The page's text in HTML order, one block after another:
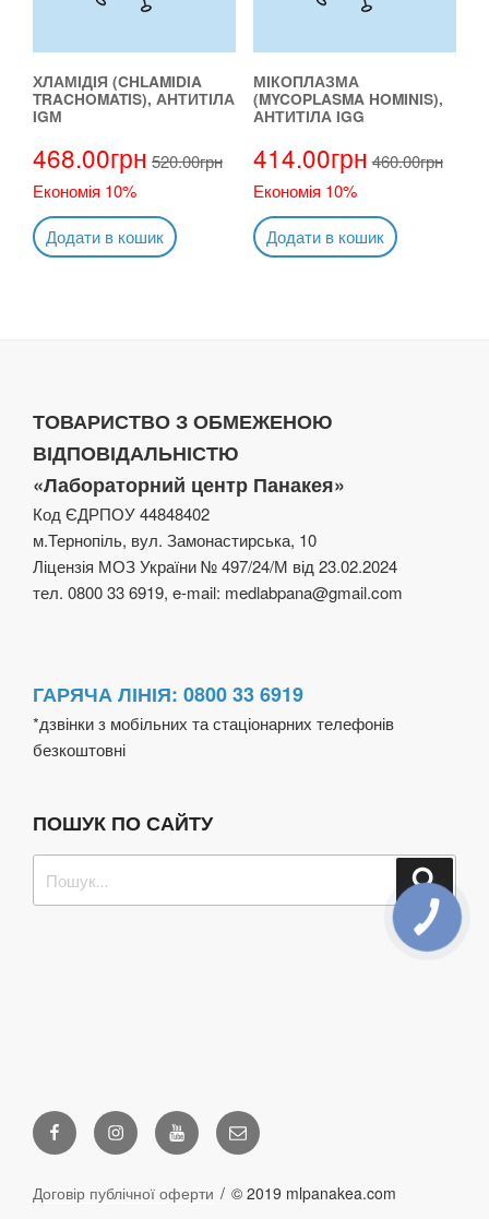
ХЛАМІДІЯ (CHLAMIDIA
TRACHOMATIS), АНТИТІЛА
IGМ
468.00грн 520.00грн
Економія 10%
Додати в кошик
МІКОПЛАЗМА
(MYCOPLASMA HOMINIS),
АНТИТІЛА IGG
414.00грн 460.00грн
Економія 10%
Додати в кошик
ТОВАРИСТВО З ОБМЕЖЕНОЮ
ВІДПОВІДАЛЬНІСТЮ
«Лабораторний центр Панакея»
Код ЄДРПОУ 44848402
м.Тернопіль, вул. Замонастирська, 10
Ліцензія МОЗ України № 497/24/М від 23.02.2024
тел. 0800 33 6919, e-mail: medlabpana@gmail.com
ГАРЯЧА ЛІНІЯ: 0800 33 6919
*дзвінки з мобільних та стаціонарних телефонів
безкоштовні
ПОШУК ПО САЙТУ
за
FacebookInstagramYoutubeEmail
Договір публічної оферти © 2019 mlpanakea.com
КНОПКА
ЗВ'ЯЗКУ